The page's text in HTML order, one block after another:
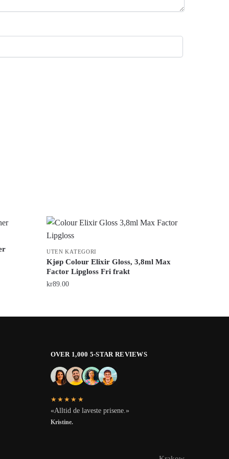
UTEN KATEGORI
Kjøp Colour Elixir Gloss, 3,8ml Max
Factor Lipgloss Fri frakt
kr89.00
OVER 1,000 5-STAR REVIEWS
★★★★★
«Alltid de laveste prisene.»
Kristine.